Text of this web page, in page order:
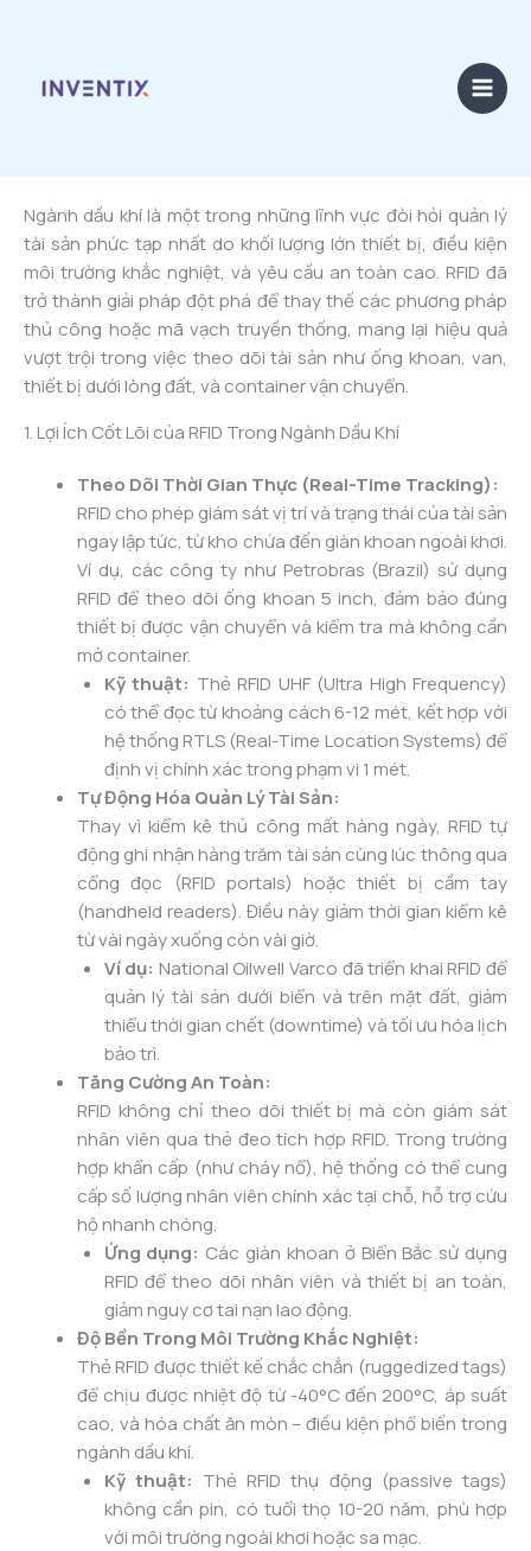
Ngành dầu khí là một trong những lĩnh vực đòi hỏi quản lý
tài sản phức tạp nhất do khối lượng lớn thiết bị, điều kiện
môi trường khắc nghiệt, và yêu cầu an toàn cao. RFID đã
trở thành giải pháp đột phá để thay thế các phương pháp
thủ công hoặc mã vạch truyền thống, mang lại hiệu quả
vượt trội trong việc theo dõi tài sản như ống khoan, van,
thiết bị dưới lòng đất, và container vận chuyển.
1. Lợi Ích Cốt Lõi của RFID Trong Ngành Dầu Khí
Theo Dõi Thời Gian Thực (Real-Time Tracking):
RFID cho phép giám sát vị trí và trạng thái của tài sản
ngay lập tức, từ kho chứa đến giàn khoan ngoài khơi.
Ví dụ, các công ty như Petrobras (Brazil) sử dụng
RFID để theo dõi ống khoan 5 inch, đảm bảo đúng
thiết bị được vận chuyển và kiểm tra mà không cần
mở container.
Kỹ thuật: Thẻ RFID UHF (Ultra High Frequency)
có thể đọc từ khoảng cách 6-12 mét, kết hợp với
hệ thống RTLS (Real-Time Location Systems) để
định vị chính xác trong phạm vi 1 mét.
Tự Động Hóa Quản Lý Tài Sản:
Thay vì kiểm kê thủ công mất hàng ngày, RFID tự
động ghi nhận hàng trăm tài sản cùng lúc thông qua
cổng đọc (RFID portals) hoặc thiết bị cầm tay
(handheld readers). Điều này giảm thời gian kiểm kê
từ vài ngày xuống còn vài giờ.
Ví dụ: National Oilwell Varco đã triển khai RFID để
quản lý tài sản dưới biển và trên mặt đất, giảm
thiểu thời gian chết (downtime) và tối ưu hóa lịch
bảo trì.
Tăng Cường An Toàn:
RFID không chỉ theo dõi thiết bị mà còn giám sát
nhân viên qua thẻ đeo tích hợp RFID. Trong trường
hợp khẩn cấp (như cháy nổ), hệ thống có thể cung
cấp số lượng nhân viên chính xác tại chỗ, hỗ trợ cứu
hộ nhanh chóng.
Ứng dụng: Các giàn khoan ở Biển Bắc sử dụng
RFID để theo dõi nhân viên và thiết bị an toàn,
giảm nguy cơ tai nạn lao động.
Độ Bền Trong Môi Trường Khắc Nghiệt:
Thẻ RFID được thiết kế chắc chắn (ruggedized tags)
để chịu được nhiệt độ từ -40°C đến 200°C, áp suất
cao, và hóa chất ăn mòn – điều kiện phổ biến trong
ngành dầu khí.
Kỹ thuật: Thẻ RFID thụ động (passive tags)
không cần pin, có tuổi thọ 10-20 năm, phù hợp
với môi trường ngoài khơi hoặc sa mạc.